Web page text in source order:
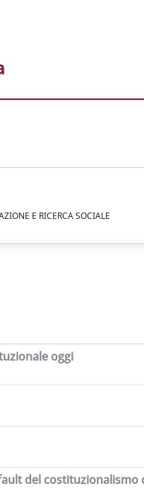
E RICERCA SOCIALE
oggi
del costituzionalismo